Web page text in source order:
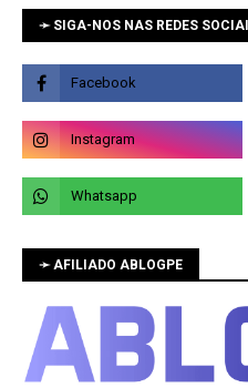
➛ SIGA-NOS NAS REDES
➛ AFILIADO ABLOGPE